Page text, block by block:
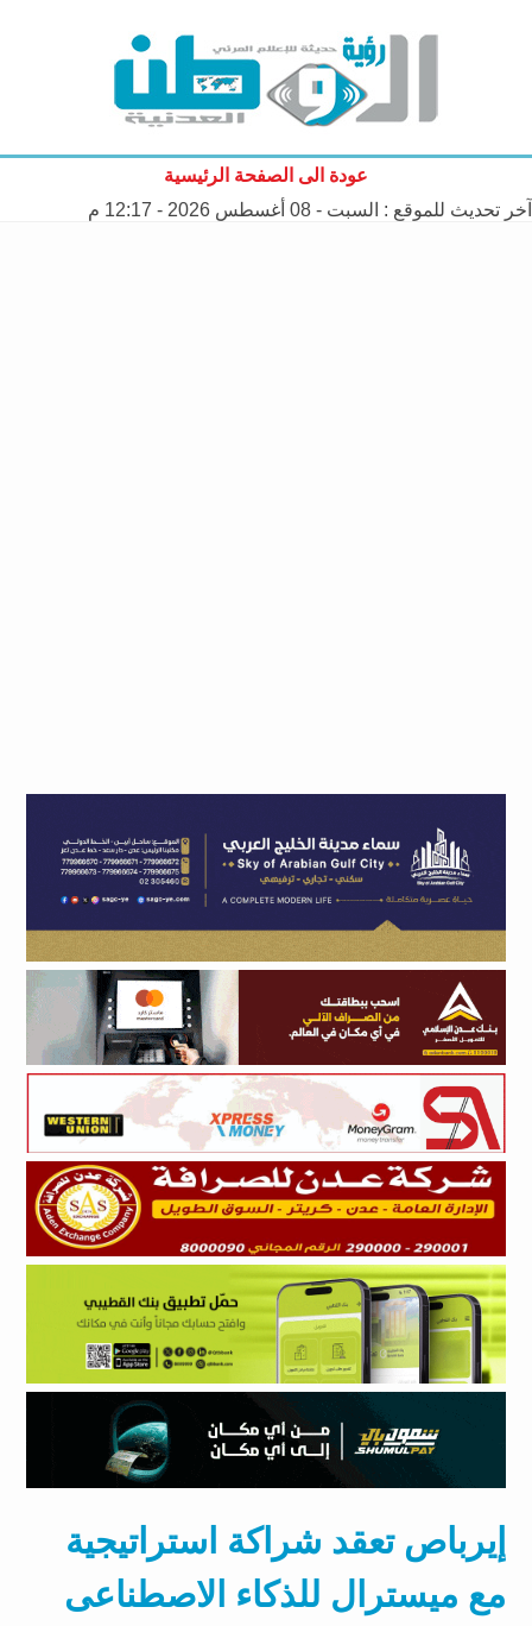
عودة الى الصفحة الرئيسية
آخر تحديث للموقع : السبت - 08 أغسطس 2026 - 12:17 م
إيرباص تعقد شراكة استراتيجية
مع ميسترال للذكاء الاصطناعى